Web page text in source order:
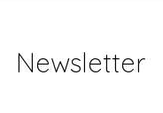
Newsletter